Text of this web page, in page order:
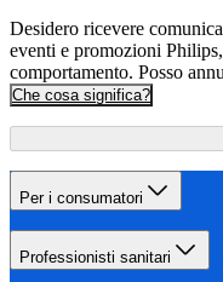
Desidero ricevere
eventi e promozioni
comportamento. Posso
Che cosa significa?
Per i consumatori
Professionisti sanitari